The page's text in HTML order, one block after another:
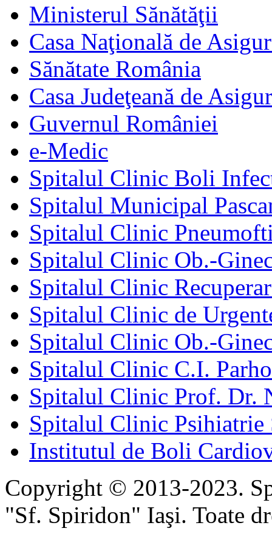
Ministerul Sănătăţii
Casa Naţională de
Sănătate România
Casa Judeţeană de
Guvernul României
e-Medic
Spitalul Clinic Boli
Spitalul Municipal
Spitalul Clinic
Spitalul Clinic Ob.-
Spitalul Clinic
Spitalul Clinic de
Spitalul Clinic Ob.-
Spitalul Clinic C.I.
Spitalul Clinic Prof. Dr.
Spitalul Clinic Psihiatrie
Institutul de Boli
Copyright © 2013-2023.
"Sf. Spiridon" Iaşi. Toate